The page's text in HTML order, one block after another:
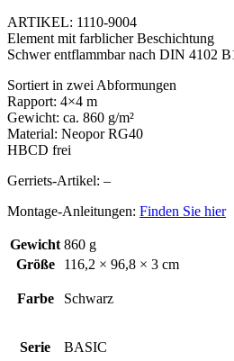
ARTIKEL: 1110-9004
Element mit farblicher Beschichtung
Schwer entflammbar nach DIN 4102
Sortiert in zwei Abformungen
Rapport: 4×4 m
Gewicht: ca. 860 g/m²
Material: Neopor RG40
HBCD frei
Gerriets-Artikel: –
Montage-Anleitungen: Finden Sie hier
Gewicht 860 g
Größe
116,2 × 96,8 × 3 cm
Farbe Schwarz
Serie BASIC